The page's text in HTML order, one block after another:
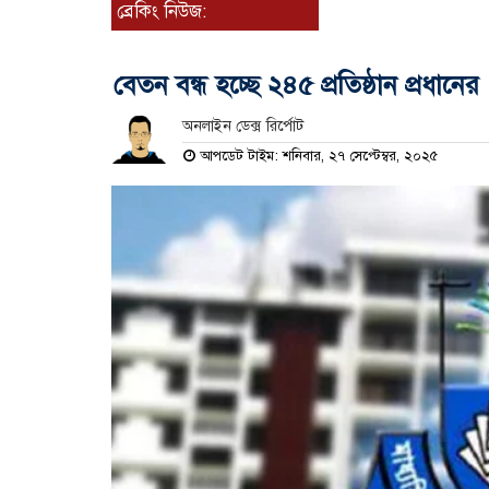
ব্রেকিং নিউজ:
বেতন বন্ধ হচ্ছে ২৪৫ প্রতিষ্ঠান প্রধানের
অনলাইন ডেক্স রির্পোট
আপডেট টাইম: শনিবার, ২৭ সেপ্টেম্বর, ২০২৫